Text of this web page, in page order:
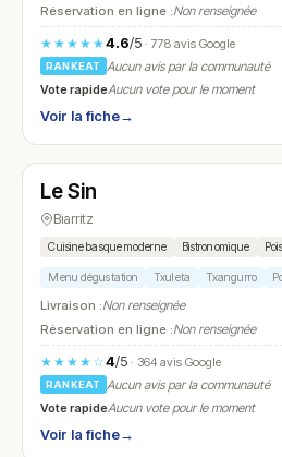
Réservation en ligne :Non renseignée
★★★★★4.6/5· 778 avis Google
RANKEAT
Aucun avis par la communauté
Vote rapideAucun vote pour le moment
Voir la fiche→
N° 11
Le Sin
Biarritz
Cuisine basque moderne Bistronomique
Menu dégustation Txuleta Txangurro
Livraison :Non renseignée
Réservation en ligne :Non renseignée
★★★★☆4/5· 364 avis Google
RANKEAT
Aucun avis par la communauté
Vote rapideAucun vote pour le moment
Voir la fiche→